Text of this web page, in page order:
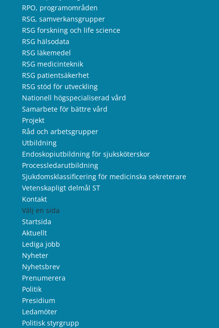
RPO, programområden
RSG, samverkansgrupper
RSG forskning och life science
RSG hälsodata
RSG läkemedel
RSG medicinteknik
RSG patientsäkerhet
RSG stöd för utveckling
Nationell högspecialiserad vård
Samarbete för bättre vård
Projekt
Råd och arbetsgrupper
Utbildning
Endoskopiutbildning för sjuksköterskor
Processledarutbildning
Sjukdomsklassificering för medicinska sekreterare
Vetenskapligt delmål ST
Kontakt
Välj en sida
Startsida
Aktuellt
Lediga jobb
Nyheter
Nyhetsbrev
Prenumerera
Politik
Presidium
Ledamöter
Politisk styrgrupp